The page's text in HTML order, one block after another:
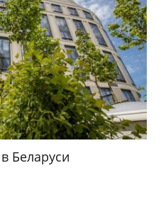
Беларуси